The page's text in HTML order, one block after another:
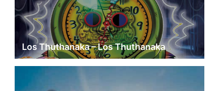
Los Thuthanaka – Los Thuthanaka